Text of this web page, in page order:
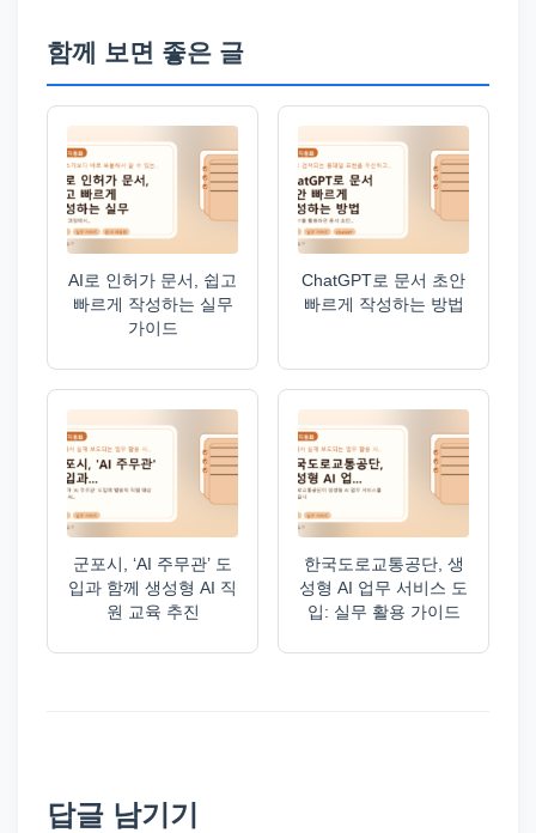
함께 보면 좋은 글
AI로 인허가 문서, 쉽고
빠르게 작성하는 실무
가이드
ChatGPT로 문서 초안
빠르게 작성하는 방법
군포시, ‘AI 주무관’ 도
입과 함께 생성형 AI 직
원 교육 추진
한국도로교통공단, 생
성형 AI 업무 서비스 도
입: 실무 활용 가이드
답글 남기기